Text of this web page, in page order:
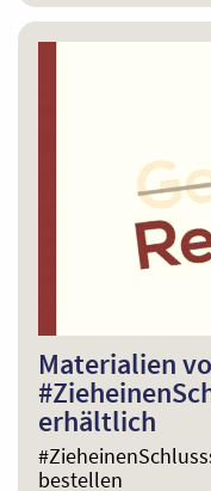
Materialien
erhältlich
bestellen